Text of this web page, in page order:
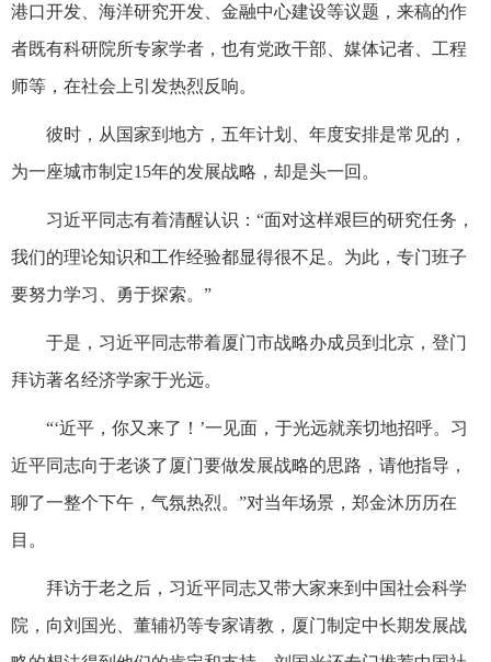
港口开发、海洋研究开发、金融中心建设等议题，来稿的作
者既有科研院所专家学者，也有党政干部、媒体记者、工程
师等，在社会上引发热烈反响。
彼时，从国家到地方，五年计划、年度安排是常见的，
为一座城市制定15年的发展战略，却是头一回。
习近平同志有着清醒认识：“面对这样艰巨的研究任务，
我们的理论知识和工作经验都显得很不足。为此，专门班子
要努力学习、勇于探索。”
于是，习近平同志带着厦门市战略办成员到北京，登门
拜访著名经济学家于光远。
“‘近平，你又来了！’一见面，于光远就亲切地招呼。习
近平同志向于老谈了厦门要做发展战略的思路，请他指导，
聊了一整个下午，气氛热烈。”对当年场景，郑金沐历历在
目。
拜访于老之后，习近平同志又带大家来到中国社会科学
院，向刘国光、董辅礽等专家请教，厦门制定中长期发展战